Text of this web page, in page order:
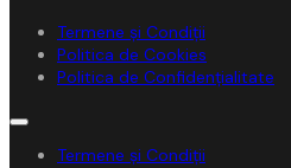
Termene și Condiții
Politica de Cookies
Politica de Confidențialitate
Termene și Condiții